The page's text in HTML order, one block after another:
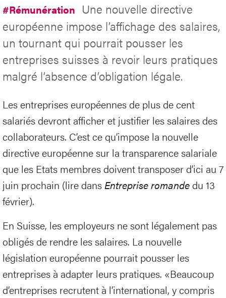
#Rémunération Une nouvelle directive
européenne impose l’affichage des salaires,
un tournant qui pourrait pousser les
entreprises suisses à revoir leurs pratiques
malgré l’absence d’obligation légale.
Les entreprises européennes de plus de cent
salariés devront afficher et justifier les salaires des
collaborateurs. C’est ce qu’impose la nouvelle
directive européenne sur la transparence salariale
que les Etats membres doivent transposer d’ici au 7
juin prochain (lire dansEntreprise romandedu 13
février).
En Suisse, les employeurs ne sont légalement pas
obligés de rendre les salaires. La nouvelle
législation européenne pourrait pousser les
entreprises à adapter leurs pratiques. «Beaucoup
d’entreprises recrutent à l’international, y compris